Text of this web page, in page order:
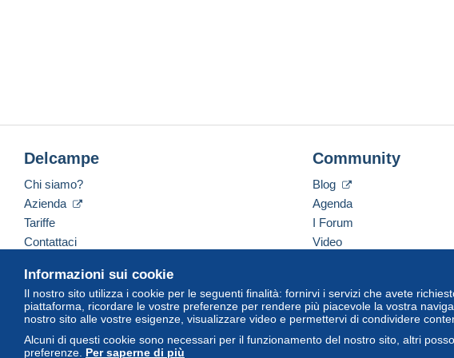
Informazioni sui cookie
Il nostro sito utilizza i cookie per le seguenti finalità: fornirvi i servizi che avete
piattaforma, ricordare le vostre preferenze per rendere più piacevole la vostra
nostro sito alle vostre esigenze, visualizzare video e permettervi di condividere
Alcuni di questi cookie sono necessari per il funzionamento del nostro sito, altri
preferenze. Per saperne di più
Delcampe
Chi siamo?
Azienda
Tariffe
Contattaci
Community
Blog
Agenda
I Forum
Video
Italiano USD America/Indiana/Vevay Versione standard
© Delcampe International Srl. Tutti i diritti riservati.